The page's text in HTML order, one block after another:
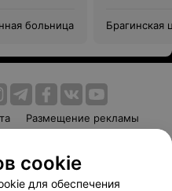
больница Брагинская
Размещение рекламы
Способы оплаты
Партнеры
cookie
для обеспечения